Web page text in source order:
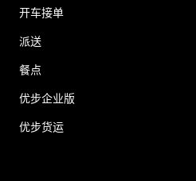
开车接单
派送
餐点
优步企业版
优步货运